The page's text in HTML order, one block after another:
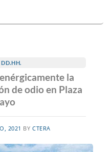
la
de odio en Plaza
2021 BYCTERA